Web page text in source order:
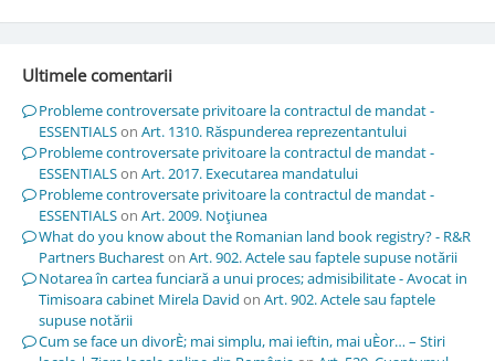
Ultimele comentarii
Probleme controversate privitoare la contractul de mandat -
ESSENTIALSon Art. 1310. Răspunderea reprezentantului
Probleme controversate privitoare la contractul de mandat -
ESSENTIALSon Art. 2017. Executarea mandatului
Probleme controversate privitoare la contractul de mandat -
ESSENTIALSon Art. 2009. Noţiunea
What do you know about the Romanian land book registry? - R&R
Partners Buchareston Art. 902. Actele sau faptele supuse notării
Notarea în cartea funciară a unui proces; admisibilitate - Avocat in
Timisoara cabinet Mirela David on Art. 902. Actele sau faptele
supuse notării
Cum se face un divorÈ; mai simplu, mai ieftin, mai uÈor… – Stiri